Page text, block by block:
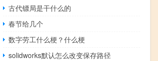
古代镖局是干什么的
春节给几个
数字劳工什么梗？什么梗
solidworks默认怎么改变保存路径